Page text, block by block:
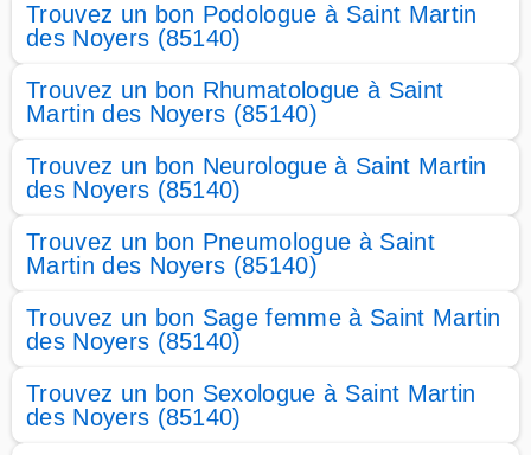
Trouvez un bon Podologue à Saint Martin
des Noyers (85140)
Trouvez un bon Rhumatologue à Saint
Martin des Noyers (85140)
Trouvez un bon Neurologue à Saint Martin
des Noyers (85140)
Trouvez un bon Pneumologue à Saint
Martin des Noyers (85140)
Trouvez un bon Sage femme à Saint Martin
des Noyers (85140)
Trouvez un bon Sexologue à Saint Martin
des Noyers (85140)